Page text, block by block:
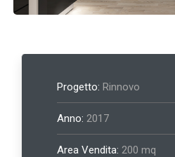
Progetto: Rinnovo
Anno: 2017
Area Vendita: 200 mq